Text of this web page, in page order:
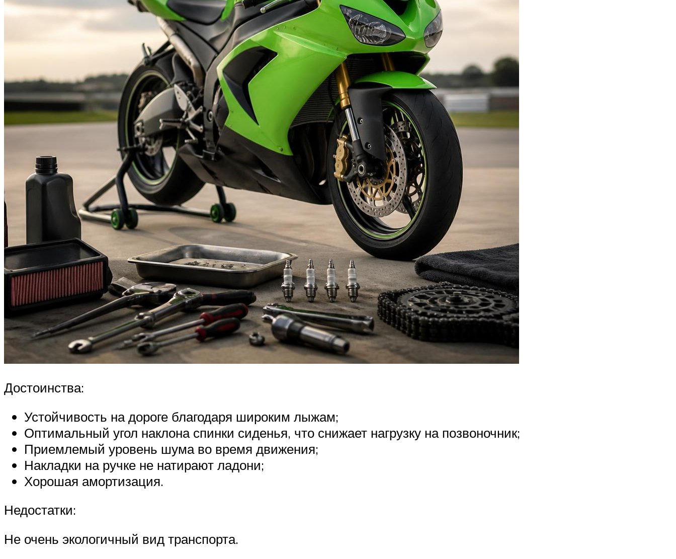
Достоинства:
Устойчивость на дороге благодаря широким лыжам;
Оптимальный угол наклона спинки сиденья, что снижает нагрузку на позвоночник;
Приемлемый уровень шума во время движения;
Накладки на ручке не натирают ладони;
Хорошая амортизация.
Недостатки:
Не очень экологичный вид транспорта.